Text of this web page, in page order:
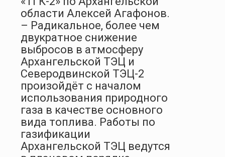
области Алексей Агафонов.
– Радикальное, более чем
двукратное снижение
выбросов в атмосферу
Архангельской ТЭЦ и
Северодвинской ТЭЦ-2
произойдёт с началом
использования природного
газа в качестве основного
вида топлива. Работы по
газификации
Архангельской ТЭЦ ведутся